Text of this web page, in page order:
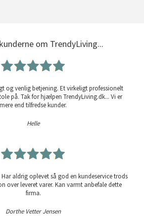
om TrendyLiving...
og venlig betjening. Et virkeligt professionelt
på. Tak for hjælpen TrendyLiving.dk... Vi er
mere end tilfredse kunder.
Helle
aldrig oplevet så god en kundeservice trods
over leveret varer. Kan varmt anbefale dette
firma.
Dorthe Vetter Jensen